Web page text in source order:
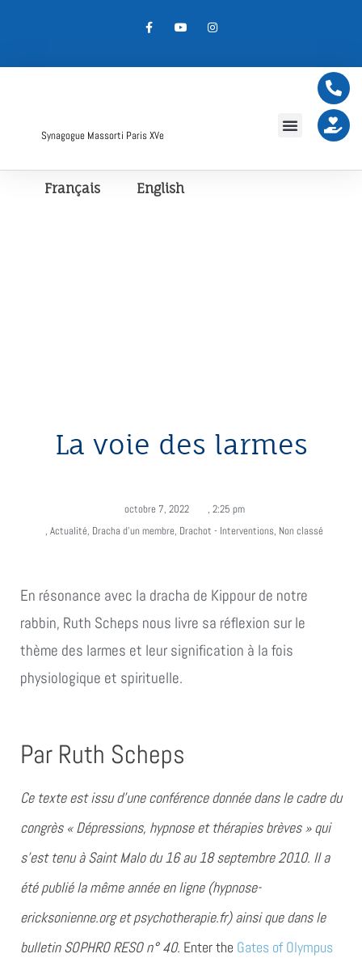
Synagogue Massorti Paris XVe
Français English
La voie des larmes
octobre 7, 2022 , 2:25 pm
, Actualité, Dracha d'un membre, Drachot - Interventions, Non classé
En résonance avec la dracha de Kippour de notre
rabbin, Ruth Scheps nous livre sa réflexion sur le
thème des larmes et leur signification à la fois
physiologique et spirituelle.
Par Ruth Scheps
Ce texte est issu d’une conférence donnée dans le cadre du
congrès « Dépressions, hypnose et thérapies brèves » qui
s’est tenu à Saint Malo du 16 au 18 septembre 2010. Il a
été publié la même année en ligne (hypnose-
ericksonienne.org et psychotherapie.fr) ainsi que dans le
bulletin SOPHRO RESO n° 40. Enter the Gates of Olympus